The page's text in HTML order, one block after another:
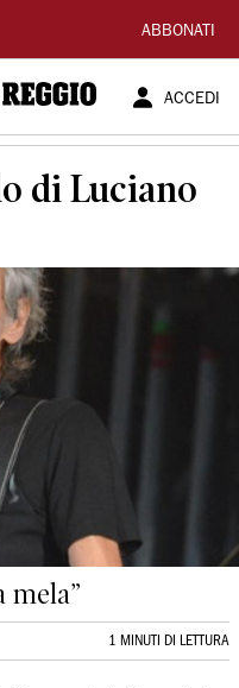
ABBONATI
ACCEDI
di Luciano
mela”
1 MINUTI DI LETTURA